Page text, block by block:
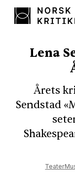
Lena
Årets
Sendstad
Teater